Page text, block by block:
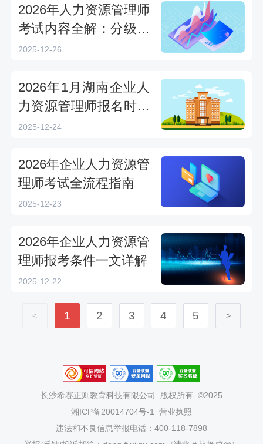
2026年人力资源管理师
考试内容全解：分级考
点与备考方向
2025-12-26
2026年1月湖南企业人
力资源管理师报名时间
12月26日截止，不要错
2025-12-24
2026年企业人力资源管
理师考试全流程指南
2025-12-23
2026年企业人力资源管
理师报考条件一文详解
2025-12-22
< 1 2 3 4 5 >
长沙希赛正则教育科技有限公司
版权所有 ©2025
湘ICP备20014704号-1
营业执照
违法和不良信息举报电话：400-118-7898